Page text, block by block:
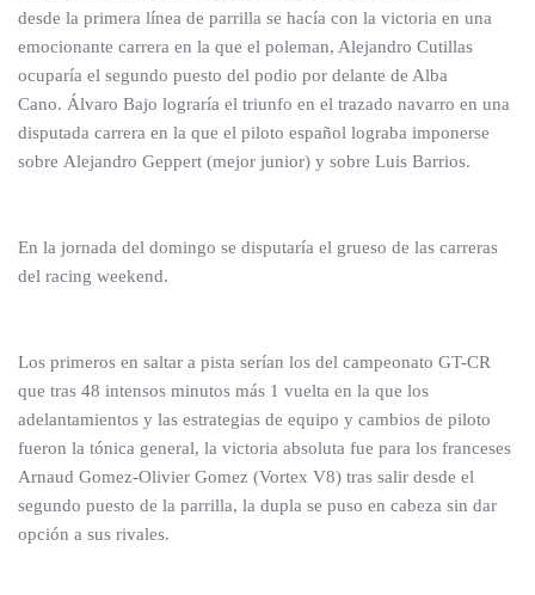
desde la primera línea de parrilla se hacía con la victoria en una
emocionante carrera en la que el poleman, Alejandro Cutillas
ocuparía el segundo puesto del podio por delante de Alba
Cano. Álvaro Bajo lograría el triunfo en el trazado navarro en una
disputada carrera en la que el piloto español lograba imponerse
sobre Alejandro Geppert (mejor junior) y sobre Luis Barrios.
En la jornada del domingo se disputaría el grueso de las carreras
del racing weekend.
Los primeros en saltar a pista serían los del campeonato GT-CR
que tras 48 intensos minutos más 1 vuelta en la que los
adelantamientos y las estrategias de equipo y cambios de piloto
fueron la tónica general, la victoria absoluta fue para los franceses
Arnaud Gomez-Olivier Gomez (Vortex V8) tras salir desde el
segundo puesto de la parrilla, la dupla se puso en cabeza sin dar
opción a sus rivales.